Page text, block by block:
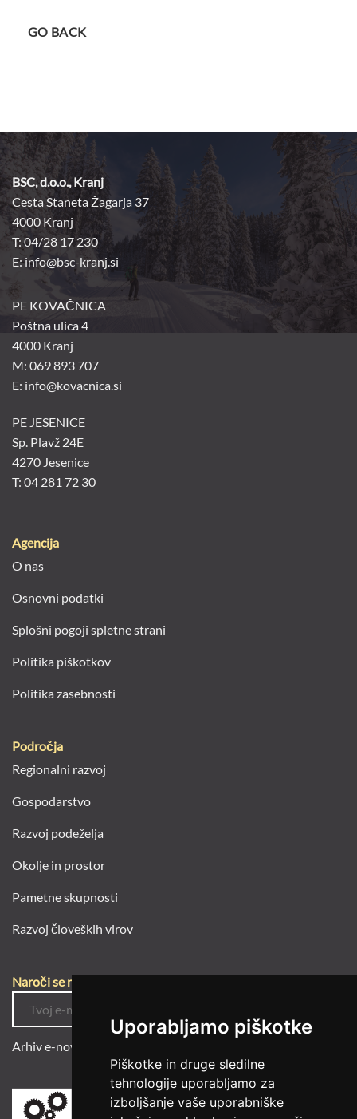
Uporabljamo piškotke
Piškotke in druge sledilne
tehnologije uporabljamo za
izboljšanje vaše uporabniške
GO BACK
BSC, d.o.o., Kranj
Cesta Staneta Žagarja 37
4000 Kranj
T: 04/28 17 230
E:info@bsc-kranj.si
PE KOVAČNICA
Poštna ulica 4
4000 Kranj
M: 069 893 707
E: info@kovacnica.si
PE JESENICE
Sp. Plavž 24E
4270 Jesenice
T: 04 281 72 30
Agencija
O nas
Osnovni podatki
Splošni pogoji spletne strani
Politika piškotkov
Politika zasebnosti
Področja
Regionalni razvoj
Gospodarstvo
Razvoj podeželja
Okolje in prostor
Pametne skupnosti
Razvoj človeških virov
Naroči se na e-novice
Arhiv e-novic